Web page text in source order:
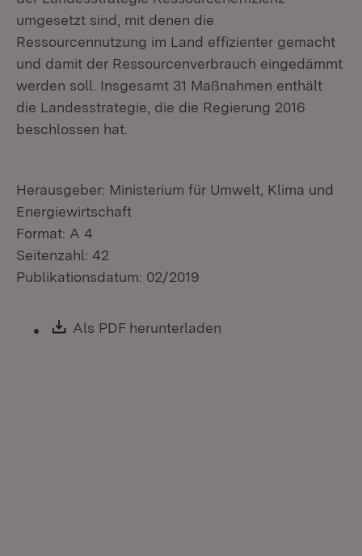
umgesetzt sind, mit denen die
Ressourcennutzung im Land effizienter gemacht
und damit der Ressourcenverbrauch eingedämmt
werden soll. Insgesamt 31 Maßnahmen enthält
die Landesstrategie, die die Regierung 2016
beschlossen hat.
Herausgeber: Ministerium für Umwelt, Klima und
Energiewirtschaft
Format: A 4
Seitenzahl: 42
Publikationsdatum: 02/2019
Download:
Als PDF herunterladen